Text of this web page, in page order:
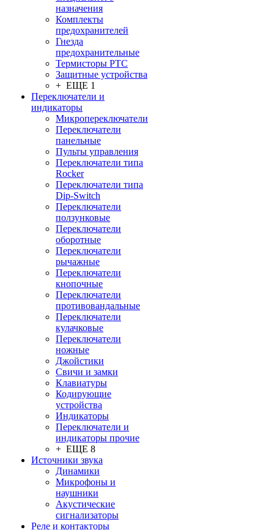
назначения
Комплекты
предохранителей
Гнезда
предохранительные
Термисторы PTC
Защитные устройства
+ ЕЩЕ 1
Переключатели и
индикаторы
Микропереключатели
Переключатели
панельные
Пульты управления
Переключатели типа
Rocker
Переключатели типа
Dip-Switch
Переключатели
ползунковые
Переключатели
оборотные
Переключатели
рычажные
Переключатели
кнопочные
Переключатели
противовандальные
Переключатели
кулачковые
Переключатели
ножные
Джойстики
Свичи и замки
Клавиатуры
Кодирующие
устройства
Индикаторы
Переключатели и
индикаторы прочие
+ ЕЩЕ 8
Источники звука
Динамики
Микрофоны и
наушники
Акустические
сигнализаторы
Реле и контакторы